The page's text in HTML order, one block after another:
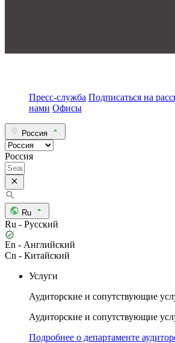
Пресс-служба Подписаться на
нами Офисы
Россия
Россия
Ru
Ru - Русский
En - Английский
Cn - Китайский
Услуги
Аудиторские и сопутствующие
Аудиторские и сопутствующие
Подробнее о департаменте